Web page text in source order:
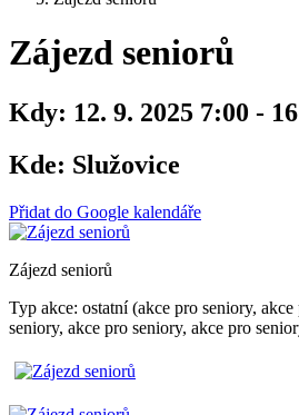
Zájezd seniorů
Kdy: 12. 9. 2025 7:00 -
Kde: Služovice
Přidat do Google kalendáře
Zájezd seniorů
Typ akce: ostatní (akce pro seniory,
seniory, akce pro seniory, akce pro